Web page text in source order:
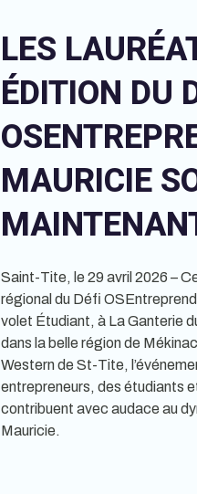
LES
ÉDITION DU
MAURICIE
Saint-Tite, le 29 avril 2026 –
régional du Défi
volet Étudiant, à La Ganterie
dans la belle région de
Western de St-Tite,
entrepreneurs, des étudiants
contribuent avec audace au
Mauricie.